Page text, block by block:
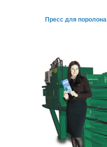
Пресс для поролона